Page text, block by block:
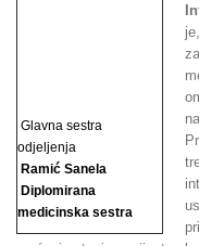
Glavna sestra
odjeljenja
Ramić Sanela
Diplomirana
medicinska sestra